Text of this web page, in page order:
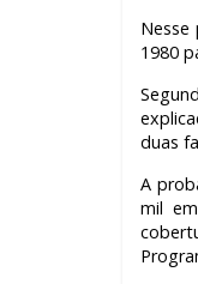
1980
duas
A
mil